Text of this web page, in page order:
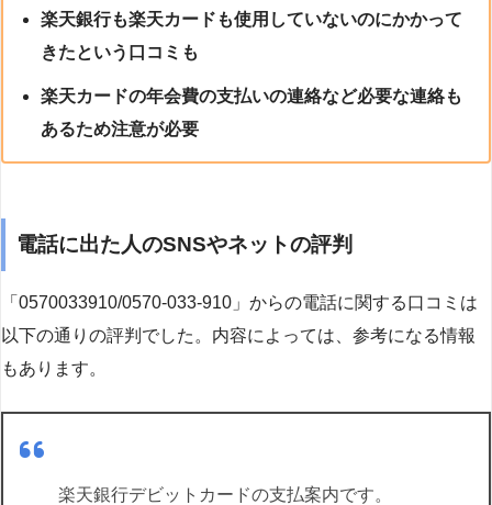
楽天銀行も楽天カードも使用していないのにかかって
きたという口コミも
楽天カードの年会費の支払いの連絡など必要な連絡も
あるため注意が必要
電話に出た人のSNSやネットの評判
「0570033910/0570-033-910」からの電話に関する口コミは
以下の通りの評判でした。内容によっては、参考になる情報
もあります。
楽天銀行デビットカードの支払案内です。